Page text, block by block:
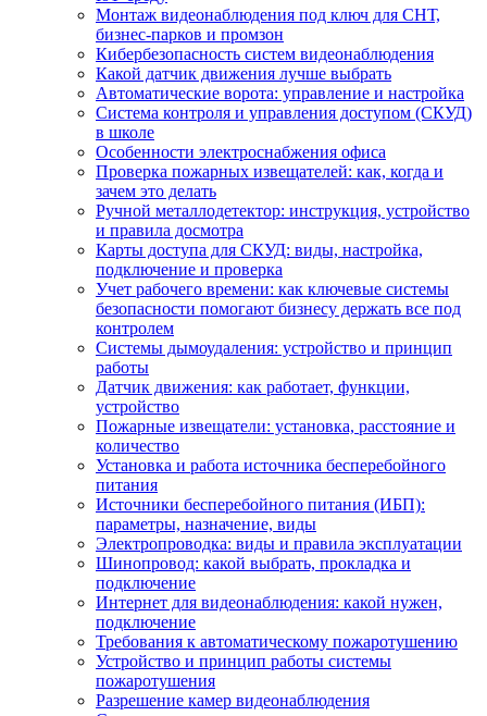
Монтаж видеонаблюдения под ключ для СНТ,
бизнес‑парков и промзон
Кибербезопасность систем видеонаблюдения
Какой датчик движения лучше выбрать
Автоматические ворота: управление и настройка
Система контроля и управления доступом (СКУД)
в школе
Особенности электроснабжения офиса
Проверка пожарных извещателей: как, когда и
зачем это делать
Ручной металлодетектор: инструкция, устройство
и правила досмотра
Карты доступа для СКУД: виды, настройка,
подключение и проверка
Учет рабочего времени: как ключевые системы
безопасности помогают бизнесу держать все под
контролем
Системы дымоудаления: устройство и принцип
работы
Датчик движения: как работает, функции,
устройство
Пожарные извещатели: установка, расстояние и
количество
Установка и работа источника бесперебойного
питания
Источники бесперебойного питания (ИБП):
параметры, назначение, виды
Электропроводка: виды и правила эксплуатации
Шинопровод: какой выбрать, прокладка и
подключение
Интернет для видеонаблюдения: какой нужен,
подключение
Требования к автоматическому пожаротушению
Устройство и принцип работы системы
пожаротушения
Разрешение камер видеонаблюдения